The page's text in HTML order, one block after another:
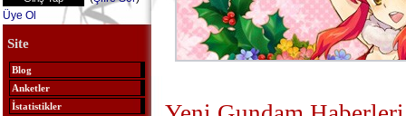
Üye Ol
Site
Blog
Anketler
İstatistikler